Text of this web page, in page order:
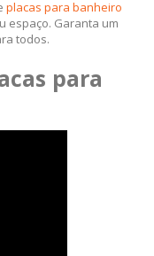
placas para banheiro
espaço. Garanta um
todos.
para